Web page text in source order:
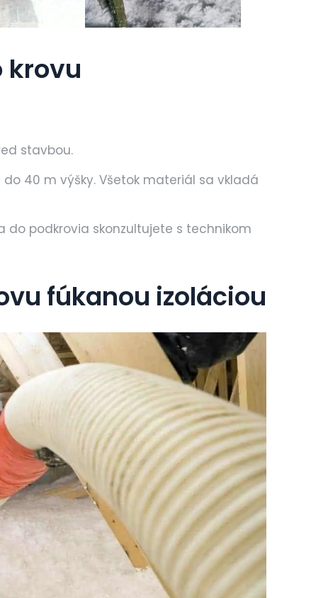
krovu
stavbou.
40 m výšky. Všetok materiál sa vkladá
do podkrovia skonzultujete s technikom
fúkanou izoláciou